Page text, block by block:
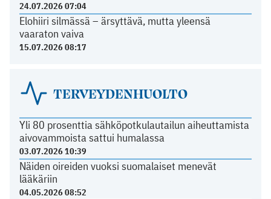
24.07.2026 07:04
Elohiiri silmässä – ärsyttävä, mutta yleensä
vaaraton vaiva
15.07.2026 08:17
TERVEYDENHUOLTO
Yli 80 prosenttia sähköpotkulautailun aiheuttamista
aivovammoista sattui humalassa
03.07.2026 10:39
Näiden oireiden vuoksi suomalaiset menevät
lääkäriin
04.05.2026 08:52